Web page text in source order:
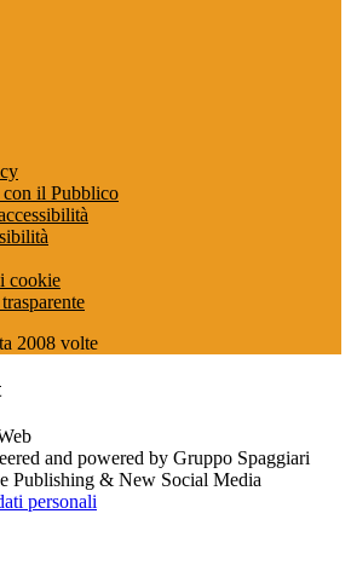
il Pubblico
cookie
2008 volte
and powered by Gruppo Spaggiari
Publishing & New Social Media
personali